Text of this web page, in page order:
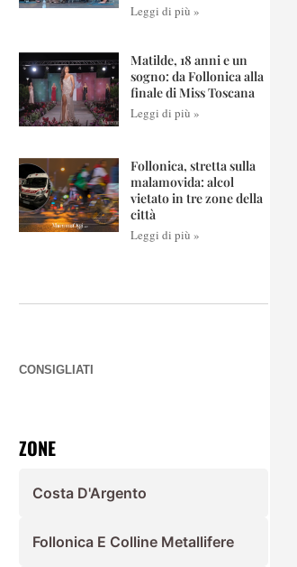
Leggi di più »
Matilde, 18 anni e un
sogno: da Follonica alla
finale di Miss Toscana
Leggi di più »
Follonica, stretta sulla
malamovida: alcol
vietato in tre zone della
città
Leggi di più »
CONSIGLIATI
ZONE
Costa D'Argento
Follonica E Colline Metallifere